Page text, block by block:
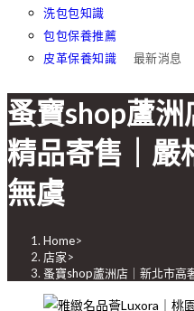
洗包包知識
包包保養推薦
皮革保養知識
最新消息
蚤寶shop蘆
精品寄售｜嚴
無虞
Home>
店家>
蚤寶shop蘆洲店｜新北市高